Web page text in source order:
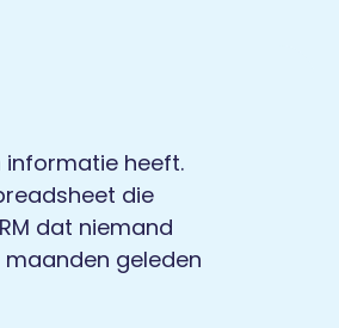
informatie heeft.
die
dat niemand
geleden